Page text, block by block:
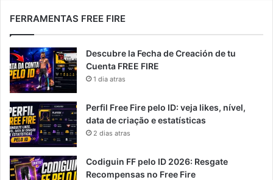
FERRAMENTAS FREE FIRE
Descubre la Fecha de Creación de tu
Cuenta FREE FIRE
1 dia atras
Perfil Free Fire pelo ID: veja likes, nível,
data de criação e estatísticas
2 dias atras
Codiguin FF pelo ID 2026: Resgate
Recompensas no Free Fire